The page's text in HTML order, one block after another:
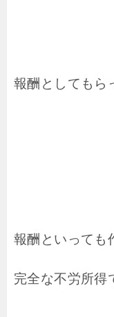
報酬としてもら
報酬といっても
完全な不労所得